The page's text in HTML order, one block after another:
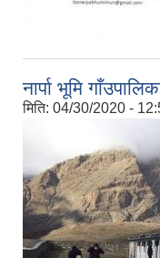
नार्पा भूमि
मिति: 04/30/2020 -